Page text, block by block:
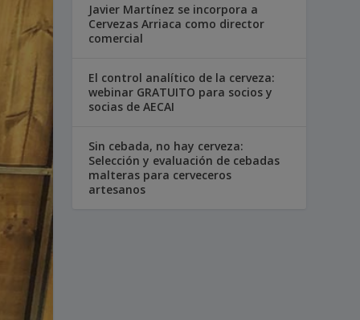
Javier Martínez se incorpora a
Cervezas Arriaca como director
comercial
El control analítico de la cerveza:
webinar GRATUITO para socios y
socias de AECAI
Sin cebada, no hay cerveza:
Selección y evaluación de cebadas
malteras para cerveceros
artesanos